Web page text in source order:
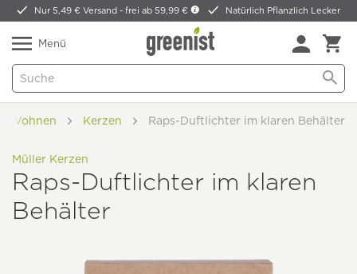
Nur 5,49 € Versand -frei ab 59,99 € Natürlich Pflanzlich Lecker
Menü
Wohnen Kerzen Raps-Duftlichter im klaren Behälter
Müller Kerzen
Raps-Duftlichter im klaren
Behälter